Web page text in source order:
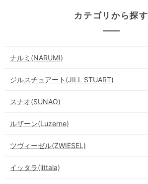
カテゴリから探す
ナルミ(NARUMI)
ジルスチュアート(JILL STUART)
スナオ(SUNAO)
ルザーン(Luzerne)
ツヴィーゼル(ZWIESEL)
イッタラ(iittala)